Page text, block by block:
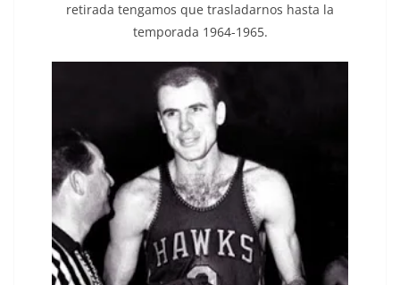
retirada tengamos que trasladarnos hasta la
temporada 1964-1965.